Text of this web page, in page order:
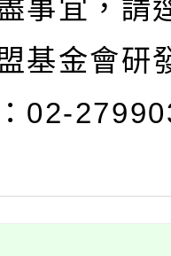
事宜，請
基金會研
02-